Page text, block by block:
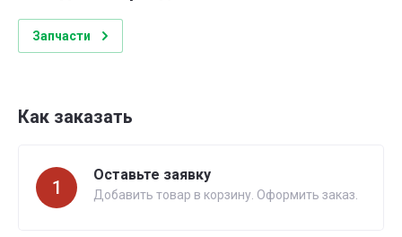
Запчасти
Как заказать
1
Оставьте заявку
Добавить товар в корзину. Оформить заказ.